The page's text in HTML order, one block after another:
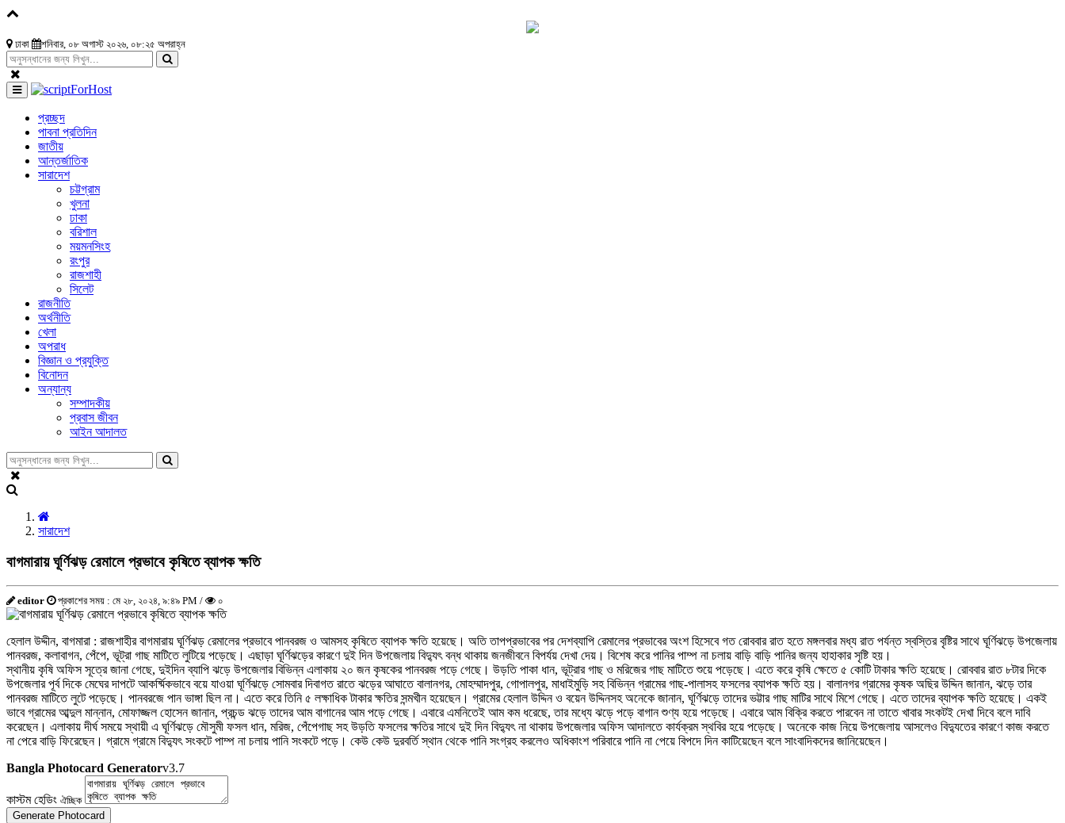
ঢাকা শনিবার, ০৮ অগাস্ট ২০২৬, ০৮:২৫ অপরাহ্ন
প্রচ্ছদ
পাবনা প্রতিদিন
জাতীয়
আন্তর্জাতিক
সারাদেশ
চট্টগ্রাম
খুলনা
ঢাকা
বরিশাল
ময়মনসিংহ
রংপুর
রাজশাহী
সিলেট
রাজনীতি
অর্থনীতি
খেলা
অপরাধ
বিজ্ঞান ও প্রযুক্তি
বিনোদন
অন্যান্য
সম্পাদকীয়
প্রবাস জীবন
আইন আদালত
সারাদেশ
বাগমারায় ঘূর্ণিঝড় রেমালে প্রভাবে কৃষিতে ব্যাপক ক্ষতি
editor প্রকাশের সময় : মে ২৮, ২০২৪, ৯:৪৯ PM / ০
হেলাল উদ্দীন, বাগমারা : রাজশাহীর বাগমারায় ঘূর্ণিঝড় রেমালের প্রভাবে পানবরজ ও আমসহ কৃষিতে ব্যাপক ক্ষতি হয়েছে। অতি তাপপ্রভাবের পর দেশব্যাপি রেমালের প্রভাবের অংশ হিসেবে গত রোববার রাত হতে মঙ্গলবার মধ্য রাত পর্যন্ত স্বস্তির বৃষ্টির সাথে ঘূর্ণিঝড়ে উপজেলায়
পানবরজ, কলাবাগন, পেঁপে, ভূট্রা গাছ মাটিতে লুটিয়ে পড়েছে। এছাড়া ঘূর্ণিঝড়ের কারণে দুই দিন উপজেলায় বিদ্যুৎ বন্ধ থাকায় জনজীবনে বিপর্যয় দেখা দেয়। বিশেষ করে পানির পাম্প না চলায় বাড়ি বাড়ি পানির জন্য হাহাকার সৃষ্টি হয়।
স্থানীয় কৃষি অফিস সূত্রে জানা গেছে, দুইদিন ব্যাপি ঝড়ে উপজেলার বিভিন্ন এলাকায় ২০ জন কৃষকের পানবরজ পড়ে গেছে। উড়তি পাকা ধান, ভূট্রার গাছ ও মরিজের গাছ মাটিতে শুয়ে পড়েছে। এতে করে কৃষি ক্ষেতে ৫ কোটি টাকার ক্ষতি হয়েছে। রোববার রাত ৮টার দিকে
উপজেলার পূর্ব দিকে মেঘের দাপটে আকর্ষ্মিকভাবে বয়ে যাওয়া ঘূর্ণিঝড়ে সোমবার দিবাগত রাতে ঝড়ের আঘাতে বালানগর, মোহম্মাদপুর, গোপালপুর, মাধাইমুড়ি সহ বিভিন্ন গ্রামের গাছ-পালাসহ ফসলের ব্যাপক ক্ষতি হয়। বালানগর গ্রামের কৃষক অছির উদ্দিন জানান, ঝড়ে তার
পানবরজ মাটিতে লুটে পড়েছে। পানবরজে পান ভাঙ্গা ছিল না। এতে করে তিনি ৫ লক্ষাধিক টাকার ক্ষতির সন্মখীন হয়েছেন। গ্রামের হেলাল উদ্দিন ও বয়েন উদ্দিনসহ অনেকে জানান, ঘূর্ণিঝড়ে তাদের ভট্টার গাছ মাটির সাথে মিশে গেছে। এতে তাদের ব্যাপক ক্ষতি হয়েছে। একই
ভাবে গ্রামের আব্দুল মান্নান, মোফাজ্জল হোসেন জানান, প্রচন্ড ঝড়ে তাদের আম বাগানের আম পড়ে গেছে। এবারে এমনিতেই আম কম ধরেছে, তার মধ্যে ঝড়ে পড়ে বাগান শুণ্য হয়ে পড়েছে। এবারে আম বিক্রি করতে পারবেন না তাতে খাবার সংকটই দেখা দিবে বলে দাবি
করেছেন। এলাকায় দীর্ঘ সময়ে স্থায়ী এ ঘূর্ণিঝড়ে মৌসুমী ফসল ধান, মরিজ, পেঁপেগাছ সহ উড়তি ফসলের ক্ষতির সাথে দুই দিন বিদ্যুৎ না থাকায় উপজেলার অফিস আদালতে কার্যক্রম স্থবির হয়ে পড়েছে। অনেকে কাজ নিয়ে উপজেলায় আসলেও বিদ্যুতের কারণে কাজ করতে
না পেরে বাড়ি ফিরেছেন। গ্রামে গ্রামে বিদ্যুৎ সংকটে পাম্প না চলায় পানি সংকটে পড়ে। কেউ কেউ দুরবর্তি স্থান থেকে পানি সংগ্রহ করলেও অধিকাংশ পরিবারে পানি না পেয়ে বিপদে দিন কাটিয়েছেন বলে সাংবাদিকদের জানিয়েছেন।
Bangla Photocard Generatorv3.7
কাস্টম হেডিং ঐচ্ছিক
Generate Photocard